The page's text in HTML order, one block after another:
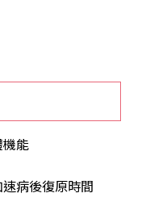
能
病後復原時間